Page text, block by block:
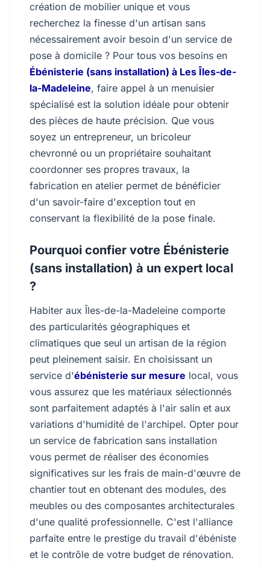
création de mobilier unique et vous
recherchez la finesse d'un artisan sans
nécessairement avoir besoin d'un service de
pose à domicile ? Pour tous vos besoins en
Ébénisterie (sans installation) à Les Îles-de-
la-Madeleine, faire appel à un menuisier
spécialisé est la solution idéale pour obtenir
des pièces de haute précision. Que vous
soyez un entrepreneur, un bricoleur
chevronné ou un propriétaire souhaitant
coordonner ses propres travaux, la
fabrication en atelier permet de bénéficier
d'un savoir-faire d'exception tout en
conservant la flexibilité de la pose finale.
Pourquoi confier votre Ébénisterie
(sans installation) à un expert local
?
Habiter aux Îles-de-la-Madeleine comporte
des particularités géographiques et
climatiques que seul un artisan de la région
peut pleinement saisir. En choisissant un
service d'ébénisterie sur mesure local, vous
vous assurez que les matériaux sélectionnés
sont parfaitement adaptés à l'air salin et aux
variations d'humidité de l'archipel. Opter pour
un service de fabrication sans installation
vous permet de réaliser des économies
significatives sur les frais de main-d'œuvre de
chantier tout en obtenant des modules, des
meubles ou des composantes architecturales
d'une qualité professionnelle. C'est l'alliance
parfaite entre le prestige du travail d'ébéniste
et le contrôle de votre budget de rénovation.